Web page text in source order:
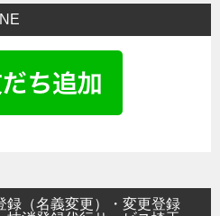
録（名義変更）・変更登録